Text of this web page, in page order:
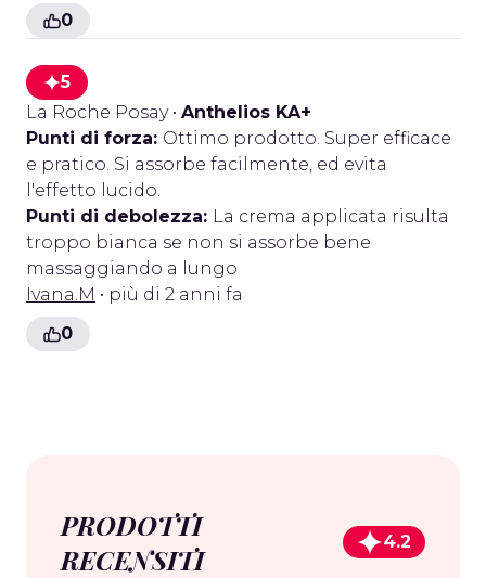
0
5
La Roche Posay • Anthelios KA+
Punti di forza: Ottimo prodotto. Super efficace
e pratico. Si assorbe facilmente, ed evita
l'effetto lucido.
Punti di debolezza: La crema applicata risulta
troppo bianca se non si assorbe bene
massaggiando a lungo
Ivana.M • più di 2 anni fa
0
PRODOTTI
RECENSITI
4.2